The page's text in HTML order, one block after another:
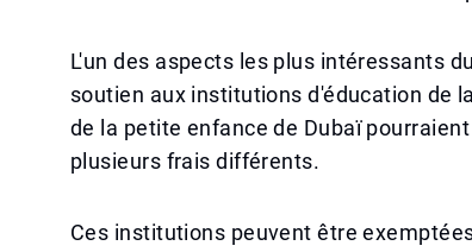
L'un des aspects les plus intéressants
soutien aux institutions d'éducation de
de la petite enfance de Dubaï
plusieurs frais différents.
Ces institutions peuvent être